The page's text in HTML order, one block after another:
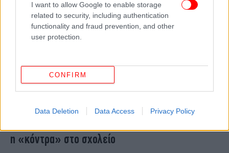
I want to allow Google to enable storage
related to security, including authentication
functionality and fraud prevention, and other
user protection.
CONFIRM
Data Deletion Data Access Privacy Policy
Σκιάθος: Μαθητές Γυμνασίου πιάστηκαν στα
η «κόντρα» στο σχολείο